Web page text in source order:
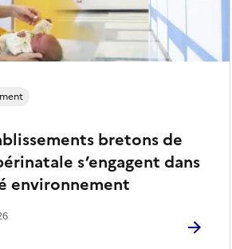
bretons de
s’engagent dans
environnement